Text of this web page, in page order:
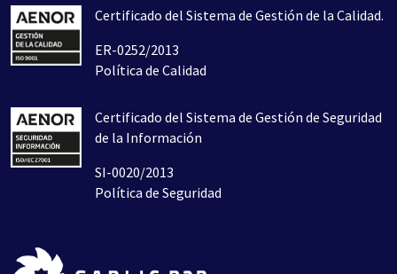
Certificado del Sistema de Gestión de la Calidad.
ER-0252/2013
Política de Calidad
Certificado del Sistema de Gestión de Seguridad
de la Información
SI-0020/2013
Política de Seguridad